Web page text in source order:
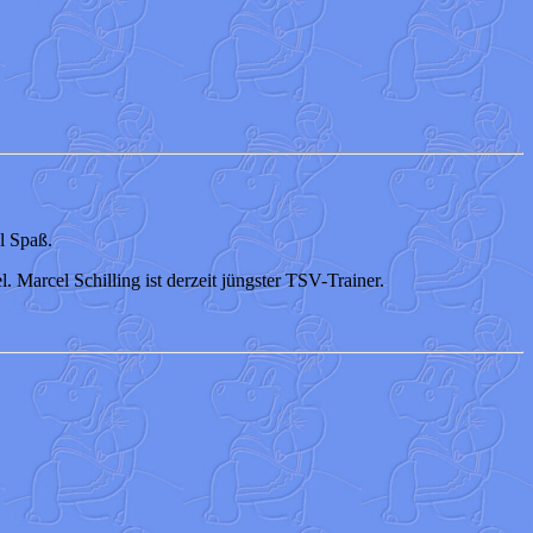
Spaß.
Marcel Schilling ist derzeit jüngster TSV-Trainer.